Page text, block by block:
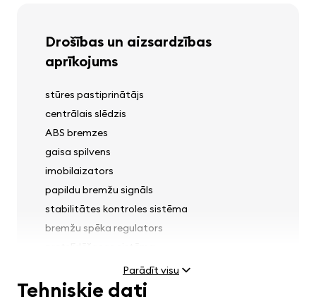
Drošības un aizsardzības
aprīkojums
stūres pastiprinātājs
centrālais slēdzis
ABS bremzes
gaisa spilvens
imobilaizators
papildu bremžu signāls
stabilitātes kontroles sistēma
bremžu spēka regulators
priekšējo sēdekļu drošības jostu
priekšspriegošanas ierīces
Parādīt visu
Tehniskie dati